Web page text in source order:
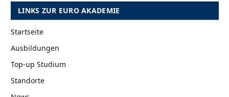
LINKS ZUR EURO AKADEMIE
Startseite
Ausbildungen
Top-up Studium
Standorte